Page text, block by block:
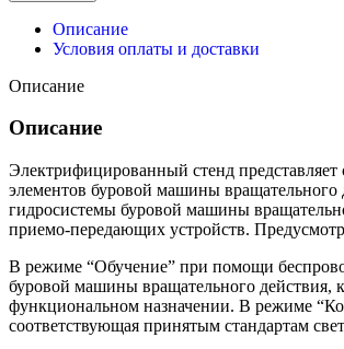
Описание
Условия оплаты и доставки
Описание
Описание
Электрифицированный стенд
элементов буровой машины
гидросистемы буровой машины
приемо-передающих устройств.
В режиме “Обучение” при помощи
буровой машины вращательного действия,
функциональном назначении. В режиме
соответствующая принятым стандартам